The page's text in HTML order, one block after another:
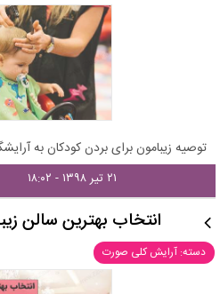
توصیه زیبامون برای بردن کودکان به
۲۱ تیر ۱۳۹۸ - ۱۸:۰۲
انتخاب بهترین سالن
دسته: آرایش کلی صورت